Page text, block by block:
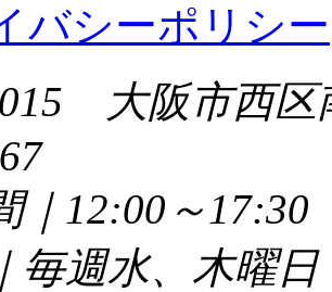
バシーポリシー
大阪市西
｜12:00～
毎週水、木曜